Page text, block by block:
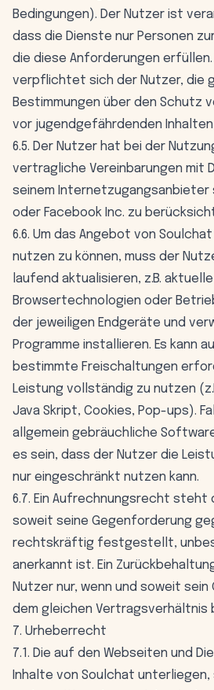
Bedingungen). Der Nutzer ist
dass die Dienste nur Personen
die diese Anforderungen
verpflichtet sich der Nutzer, die
Bestimmungen über den Schutz
vor jugendgefährdenden
6.5. Der Nutzer hat bei der
vertragliche Vereinbarungen mit
seinem Internetzugangsanbieter
oder Facebook Inc. zu
6.6. Um das Angebot von
nutzen zu können, muss der
laufend aktualisieren, z.B. aktuelle
Browsertechnologien oder
der jeweiligen Endgeräte und
Programme installieren. Es kann
bestimmte Freischaltungen
Leistung vollständig zu nutzen
Java Skript, Cookies, Pop-ups).
allgemein gebräuchliche
es sein, dass der Nutzer die
nur eingeschränkt nutzen kann.
6.7. Ein Aufrechnungsrecht steht
soweit seine Gegenforderung
rechtskräftig festgestellt,
anerkannt ist. Ein
Nutzer nur, wenn und soweit
dem gleichen Vertragsverhältnis
7. Urheberrecht
7.1. Die auf den Webseiten und
Inhalte von Soulchat